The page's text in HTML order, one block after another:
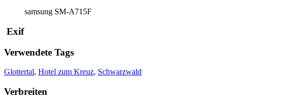
samsung SM-A715F
Exif
Verwendete Tags
Glottertal, Hotel zum Kreuz, Schwarzwald
Verbreiten